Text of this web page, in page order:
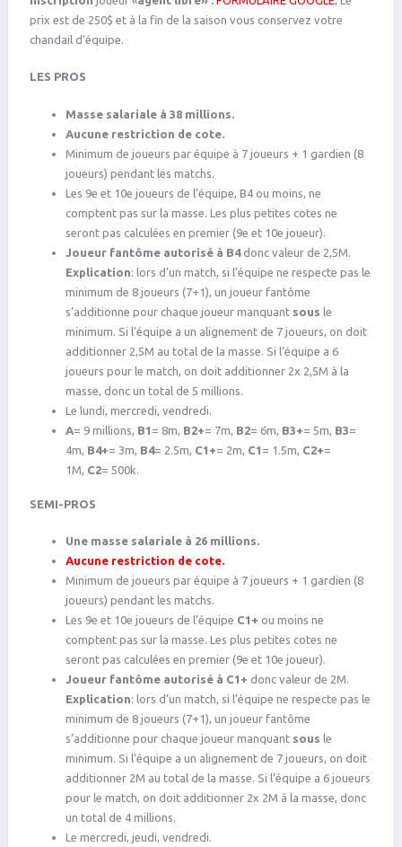
prix est de 250$ et à la fin de la saison vous conservez votre
chandail d’équipe.
LES PROS
Masse salariale à 38 millions.
Aucune restriction de cote.
Minimum de joueurs par équipe à 7 joueurs + 1 gardien (8
joueurs) pendant les matchs.
Les 9e et 10e joueurs de l’équipe, B4 ou moins, ne
comptent pas sur la masse. Les plus petites cotes ne
seront pas calculées en premier (9e et 10e joueur).
Joueur fantôme autorisé à B4donc valeur de 2,5M.
Explication: lors d’un match, si l’équipe ne respecte pas le
minimum de 8 joueurs (7+1), un joueur fantôme
s’additionne pour chaque joueur manquant sous le
minimum. Si l’équipe a un alignement de 7 joueurs, on doit
additionner 2,5M au total de la masse. Si l’équipe a 6
joueurs pour le match, on doit additionner 2x 2,5M à la
masse, donc un total de 5 millions.
Le lundi, mercredi, vendredi.
A= 9 millions, B1 = 8m, B2+= 7m, B2= 6m, B3+= 5m, B3=
4m, B4+= 3m, B4= 2.5m, C1+= 2m, C1 = 1.5m, C2+=
1M, C2= 500k.
SEMI-PROS
Une masse salariale à 26 millions.
Aucune restriction de cote.
Minimum de joueurs par équipe à 7 joueurs + 1 gardien (8
joueurs) pendant les matchs.
Les 9e et 10e joueurs de l’équipe C1+ ou moins ne
comptent pas sur la masse. Les plus petites cotes ne
seront pas calculées en premier (9e et 10e joueur).
Joueur fantôme autorisé à C1+ donc valeur de 2M.
Explication: lors d’un match, si l’équipe ne respecte pas le
minimum de 8 joueurs (7+1), un joueur fantôme
s’additionne pour chaque joueur manquant sous le
minimum. Si l’équipe a un alignement de 7 joueurs, on doit
additionner 2M au total de la masse. Si l’équipe a 6 joueurs
pour le match, on doit additionner 2x 2M à la masse, donc
un total de 4 millions.
Le mercredi, jeudi, vendredi.